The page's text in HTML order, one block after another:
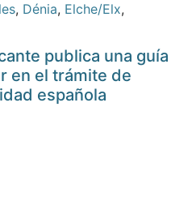
, Dénia, Elche/Elx,
publica una guía
en el trámite de
española